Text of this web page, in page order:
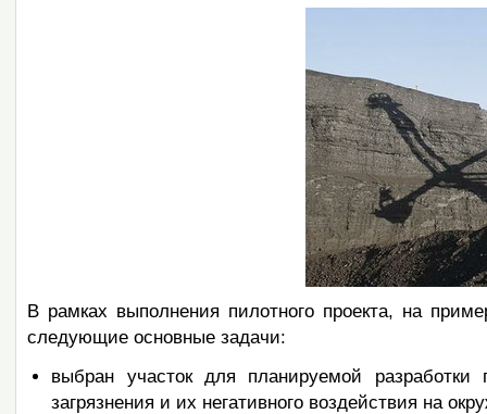
В рамках выполнения пилотного проекта, на
следующие основные задачи:
выбран участок для планируемой
загрязнения и их негативного воздействия на